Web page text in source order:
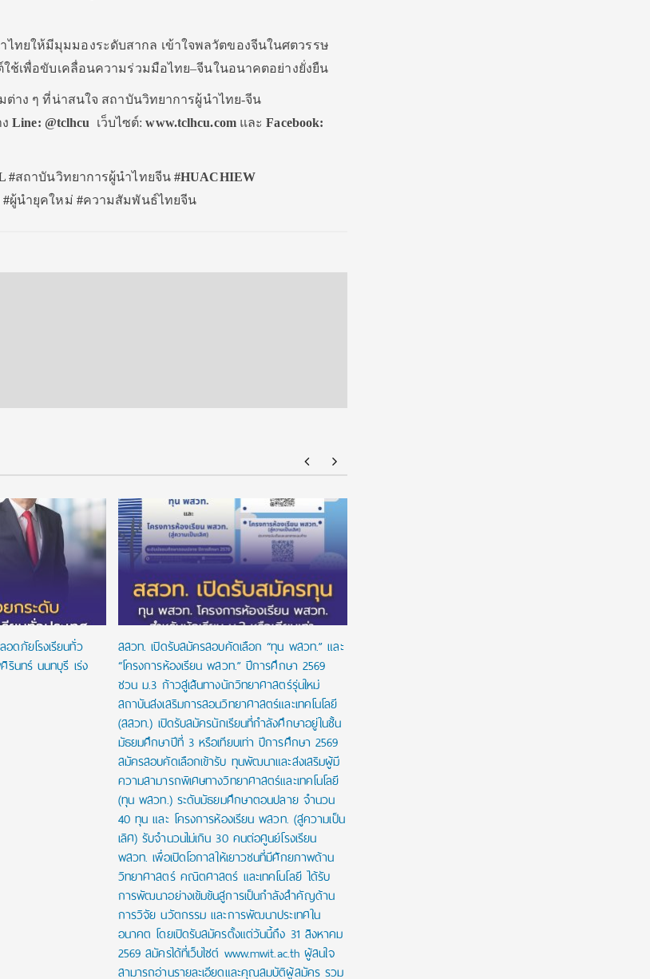
ทยให้มีมุมมองระดับสากล เข้าใจพลวัตของจีนในศตวรรษ
ช้เพื่อขับเคลื่อนความร่วมมือไทย–จีนในอนาคตอย่างยั่งยืน
าง ๆ ที่น่าสนใจ สถาบันวิทยาการผู้นำไทย-จีน
งLine: @tclhcu เว็บไซต์: www.tclhcu.com และFacebook:
#สถาบันวิทยาการผู้นำไทยจีน#HUACHIEW
#ผู้นำยุคใหม่ #ความสัมพันธ์ไทยจีน
ดภัยโรงเรียนทั่ว
ศิรินทร์ นนทบุรี เร่ง
สสวท. เปิดรับสมัครสอบคัดเลือก “ทุน พสวท.” และ
“โครงการห้องเรียน พสวท.” ปีการศึกษา 2569
ชวน ม.3 ก้าวสู่เส้นทางนักวิทยาศาสตร์รุ่นใหม่
สถาบันส่งเสริมการสอนวิทยาศาสตร์และเทคโนโลยี
(สสวท.) เปิดรับสมัครนักเรียนที่กำลังศึกษาอยู่ในชั้น
มัธยมศึกษาปีที่ 3 หรือเทียบเท่า ปีการศึกษา 2569
สมัครสอบคัดเลือกเข้ารับ ทุนพัฒนาและส่งเสริมผู้มี
ความสามารถพิเศษทางวิทยาศาสตร์และเทคโนโลยี
(ทุน พสวท.) ระดับมัธยมศึกษาตอนปลาย จำนวน
40 ทุน และ โครงการห้องเรียน พสวท. (สู่ความเป็น
เลิศ) รับจำนวนไม่เกิน 30 คนต่อศูนย์โรงเรียน
พสวท. เพื่อเปิดโอกาสให้เยาวชนที่มีศักยภาพด้าน
วิทยาศาสตร์ คณิตศาสตร์ และเทคโนโลยี ได้รับ
การพัฒนาอย่างเข้มข้นสู่การเป็นกำลังสำคัญด้าน
การวิจัย นวัตกรรม และการพัฒนาประเทศใน
อนาคต โดยเปิดรับสมัครตั้งแต่วันนี้ถึง 31 สิงหาคม
2569 สมัครได้ที่เว็บไซต์ www.mwit.ac.th ผู้สนใจ
สามารถอ่านรายละเอียดและคุณสมบัติผู้สมัคร รวม